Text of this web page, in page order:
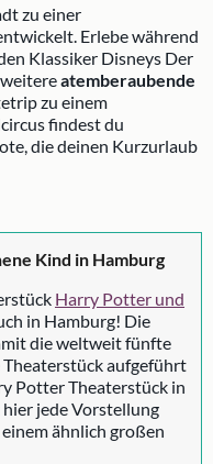
zu einer
Erlebe während
Klassiker Disneys Der
atemberaubende
zu einem
findest du
die deinen Kurzurlaub
Kind in Hamburg
Harry Potter und
in Hamburg! Die
die weltweit fünfte
aufgeführt
Potter Theaterstück in
jede Vorstellung
ähnlich großen